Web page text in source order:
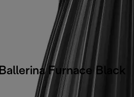
Ballerina Furnace Black